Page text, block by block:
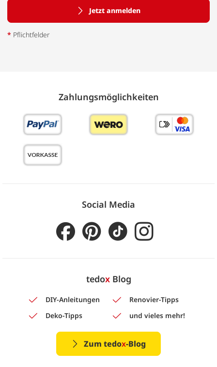
Jetzt anmelden
* Pflichtfelder
Zahlungs­möglich­keiten
Social Media
tedoxBlog
DIY-Anleitungen
Renovier-Tipps
Deko-Tipps
und vieles mehr!
Zum tedox-Blog